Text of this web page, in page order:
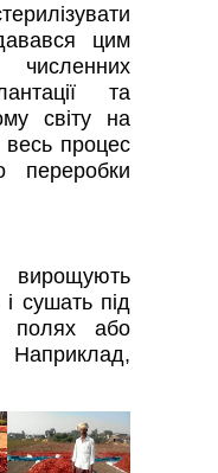
цим
та
світу на
весь процес
переробки
сушать під
полях або
Наприклад,